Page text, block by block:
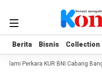
Berita Bisnis Collection
Berita Bisnis Collection
Perkara KUR BNI Cabang